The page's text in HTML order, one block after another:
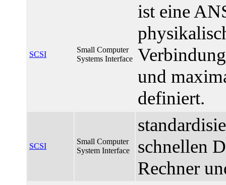
SCSI
Small Computer
Systems Interface
ist eine
und
definiert.
SCSI
Small Computer
System Interface
schnellen
Rechner